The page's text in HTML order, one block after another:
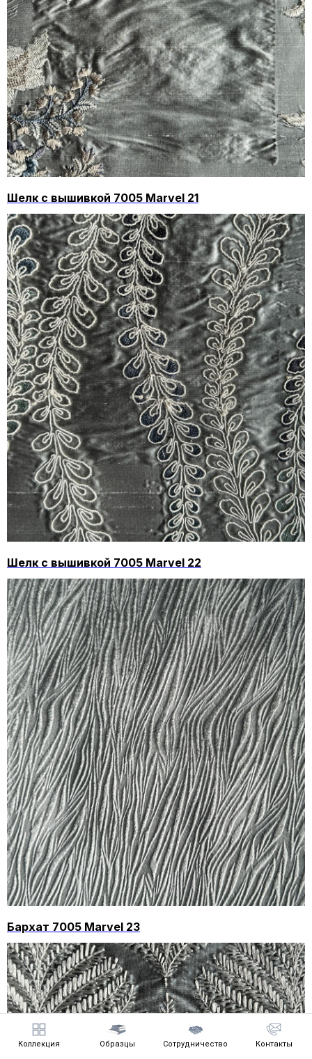
Коллекция Образцы Сотрудничество Контакты
Шелк с вышивкой 7005 Marvel 21
Шелк с вышивкой 7005 Marvel 22
Бархат 7005 Marvel 23